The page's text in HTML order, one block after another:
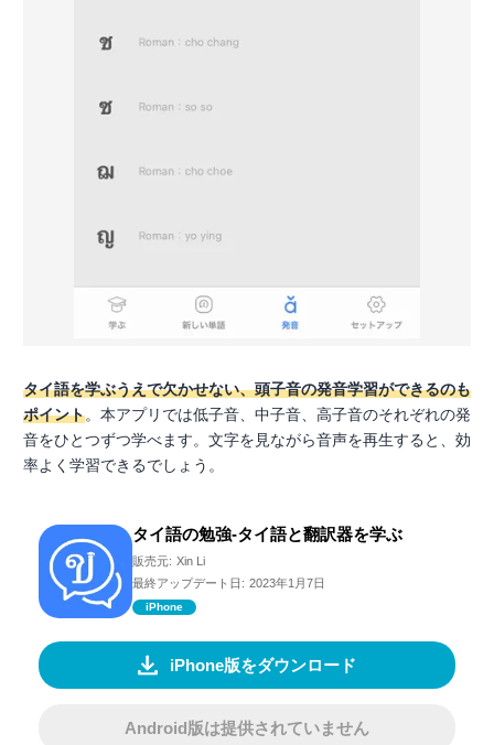
タイ語を学ぶうえで欠かせない、頭子音の発音学習ができるのも
ポイント。本アプリでは低子音、中子音、高子音のそれぞれの発
音をひとつずつ学べます。文字を見ながら音声を再生すると、効
率よく学習できるでしょう。
タイ語の勉強-タイ語と翻訳器を学ぶ
販売元: Xin Li
最終アップデート日: 2023年1月7日
iPhone
iPhone版をダウンロード
Android版は提供されていません